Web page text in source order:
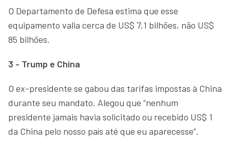
O Departamento de Defesa estima que esse
equipamento valia cerca de US$ 7,1 bilhões, não US$
85 bilhões.
3 - Trump e China
O ex-presidente se gabou das tarifas impostas à China
durante seu mandato. Alegou que “nenhum
presidente jamais havia solicitado ou recebido US$ 1
da China pelo nosso país até que eu aparecesse”.